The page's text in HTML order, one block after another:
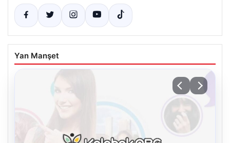
Yan Manşet